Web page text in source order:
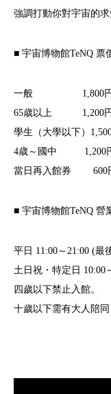
強調打動你對宇宙的
■ 宇宙博物館TeNQ 票
一般 1,800
65歳以上 1,200
學生（大學以下）
4歳～國中 1,200
當日再入館券 600
■ 宇宙博物館TeNQ 營
平日 11:00～21:00 (最
土日祝・特定日 10:00
四歲以下禁止入館。
十歲以下需有大人陪